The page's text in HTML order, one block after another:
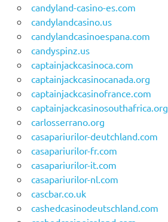
candyland-casino-es.com
candylandcasino.us
candylandcasinoespana.com
candyspinz.us
captainjackcasinoca.com
captainjackcasinocanada.org
captainjackcasinofrance.com
captainjackcasinosouthafrica.org
carlosserrano.org
casapariurilor-deutchland.com
casapariurilor-fr.com
casapariurilor-it.com
casapariurilor-nl.com
cascbar.co.uk
cashedcasinodeutschland.com